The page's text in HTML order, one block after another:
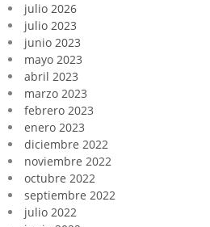
julio 2026
julio 2023
junio 2023
mayo 2023
abril 2023
marzo 2023
febrero 2023
enero 2023
diciembre 2022
noviembre 2022
octubre 2022
septiembre 2022
julio 2022